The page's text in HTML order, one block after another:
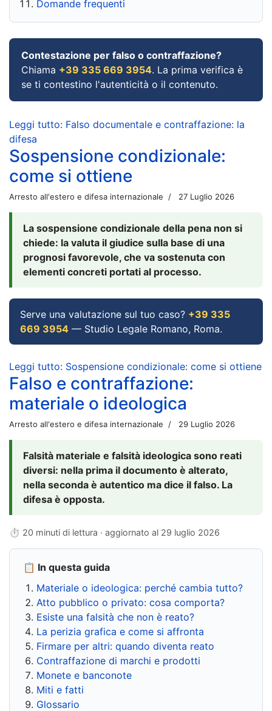
Domande frequenti
Contestazione per falso o contraffazione?
Chiama +39 335 669 3954. La prima verifica è
se ti contestino l'autenticità o il contenuto.
Leggi tutto: Falso documentale e contraffazione: la
difesa
Sospensione condizionale:
come si ottiene
Arresto all'estero e difesa internazionale 27 Luglio 2026
La sospensione condizionale della pena non si
chiede: la valuta il giudice sulla base di una
prognosi favorevole, che va sostenuta con
elementi concreti portati al processo.
Serve una valutazione sul tuo caso? +39 335
669 3954 — Studio Legale Romano, Roma.
Leggi tutto: Sospensione condizionale: come si ottiene
Falso e contraffazione:
materiale o ideologica
Arresto all'estero e difesa internazionale 29 Luglio 2026
Falsità materiale e falsità ideologica sono reati
diversi: nella prima il documento è alterato,
nella seconda è autentico ma dice il falso. La
difesa è opposta.
⏱ 20 minuti di lettura · aggiornato al 29 luglio 2026
📋 In questa guida
Materiale o ideologica: perché cambia tutto?
Atto pubblico o privato: cosa comporta?
Esiste una falsità che non è reato?
La perizia grafica e come si affronta
Firmare per altri: quando diventa reato
Contraffazione di marchi e prodotti
Monete e banconote
Miti e fatti
Glossario